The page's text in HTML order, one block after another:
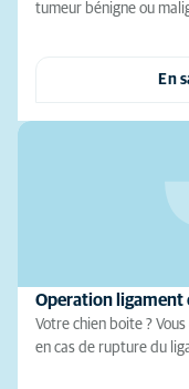
tumeur bénigne ou
En
Operation ligament
Votre chien boite ?
en cas de rupture du